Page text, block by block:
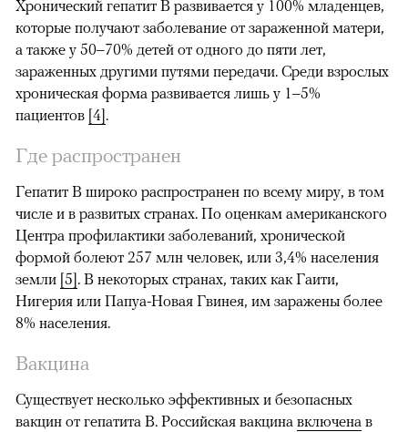
Хронический гепатит B развивается у 100% младенцев,
которые получают заболевание от зараженной матери,
а также у 50–70% детей от одного до пяти лет,
зараженных другими путями передачи. Среди взрослых
хроническая форма развивается лишь у 1–5%
пациентов [4].
Где распространен
Гепатит B широко распространен по всему миру, в том
числе и в развитых странах. По оценкам американского
Центра профилактики заболеваний, хронической
формой болеют 257 млн человек, или 3,4% населения
земли [5]. В некоторых странах, таких как Гаити,
Нигерия или Папуа-Новая Гвинея, им заражены более
8% населения.
Вакцина
Существует несколько эффективных и безопасных
вакцин от гепатита B. Российская вакцина включена в